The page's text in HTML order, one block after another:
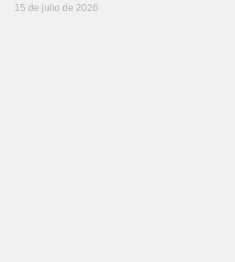
15 de julio de 2026